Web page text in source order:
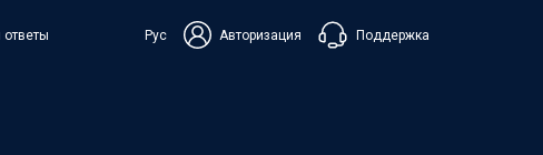
Рус Авторизация Поддержка